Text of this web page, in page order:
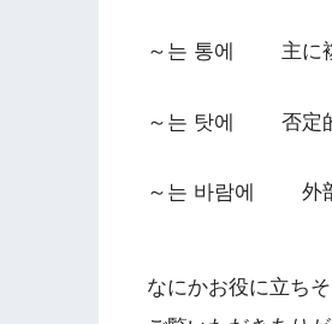
～는 통에 主に複
～는 탓에 否定的
～는 바람에 外部
なにかお役に立ち